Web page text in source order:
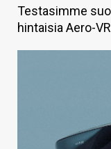
TIETOA
HINTA.FI
Testasimme
hintaisia Aero-